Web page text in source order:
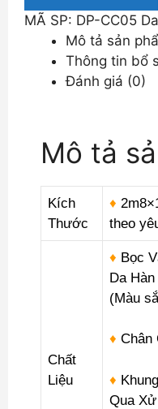
Cấp
Chắc
lượng
MÃ SP: DP-CC05
Mô tả sản
Thông tin bổ
Đánh giá (0)
Mô tả
Kích
Thước
♦
theo
Chất
Liệu
♦ Bọc
Da
(Màu
♦ Chân
♦
Qua